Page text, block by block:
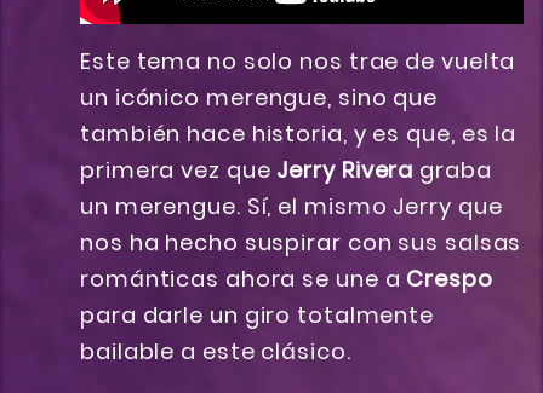
Este tema no solo nos trae de vuelta
un icónico merengue, sino que
también hace historia, y es que, es la
primera vez que Jerry Rivera graba
un merengue. Sí, el mismo Jerry que
nos ha hecho suspirar con sus salsas
románticas ahora se une a Crespo
para darle un giro totalmente
bailable a este clásico.